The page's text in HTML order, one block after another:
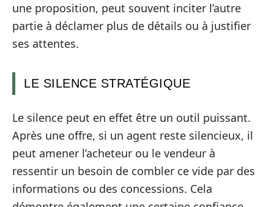
une proposition, peut souvent inciter l’autre
partie à déclamer plus de détails ou à justifier
ses attentes.
LE SILENCE STRATÉGIQUE
Le silence peut en effet être un outil puissant.
Après une offre, si un agent reste silencieux, il
peut amener l’acheteur ou le vendeur à
ressentir un besoin de combler ce vide par des
informations ou des concessions. Cela